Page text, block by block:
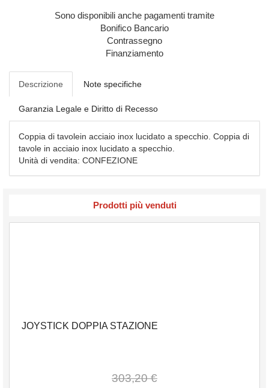
Sono disponibili anche pagamenti tramite
Bonifico Bancario
Contrassegno
Finanziamento
Descrizione Note specifiche
Garanzia Legale e Diritto di Recesso
Coppia di tavolein acciaio inox lucidato a specchio. Coppia di
tavole in acciaio inox lucidato a specchio.
Unità di vendita: CONFEZIONE
Prodotti più venduti
JOYSTICK DOPPIA STAZIONE
303,20 €